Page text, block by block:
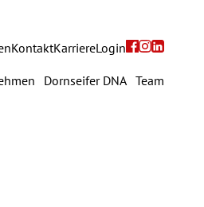
KontaktKarriereLogin
Dornseifer DNA Team